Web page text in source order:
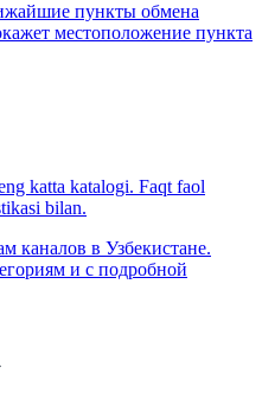
пункты обмена
местоположение пункта
katta katalogi. Faqt faol
bilan.
каналов в Узбекистане.
и с подробной